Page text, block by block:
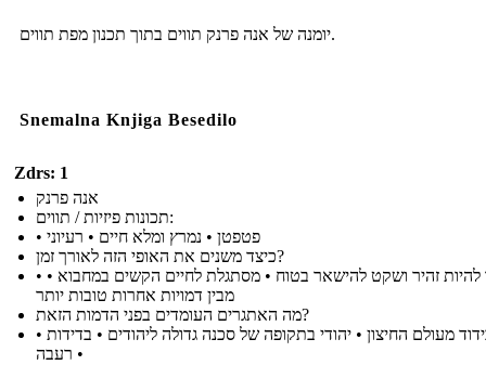
יומנה של אנה פרנק תווים בתוך תכנון מפת תווים.
Snemalna Knjiga Besedilo
Zdrs: 1
אנה פרנק
תכונות פיזיות / תווים:
• פטפטן • נמרץ ומלא חיים • רעיוני
כיצד משנים את האופי הזה לאורך זמן?
• לומד להיות זהיר ושקט להישאר בטוח • מסתגלת לחיים הקשים במחבוא •
מבין דמויות אחרות טובות יותר
מה האתגרים העומדים בפני הדמות הזאת?
• בידוד מעולם החיצון • יהודי בתקופה של סכנה גדולה ליהודים • בדידות
רעבה •